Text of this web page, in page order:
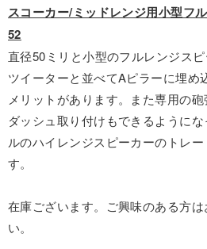
スコーカー/ミッドレンジ用小型フ
52
直径50ミリと小型のフルレンジスピ
ツイーターと並べてAピラーに埋め
メリットがあります。また専用の
ダッシュ取り付けもできるように
ルのハイレンジスピーカーのトレ
す。
在庫ございます。ご興味のある方
い。